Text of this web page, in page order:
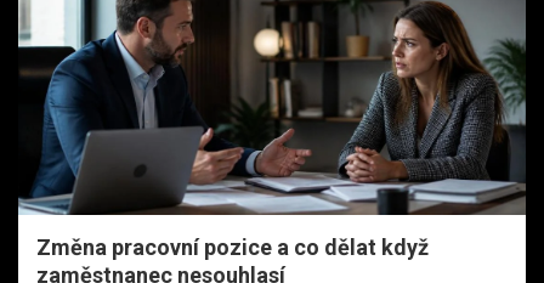
Změna pracovní pozice a co dělat když
zaměstnanec nesouhlasí